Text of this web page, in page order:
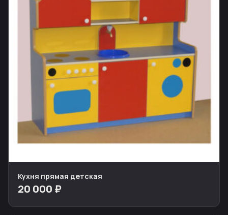
Кухня прямая детская
20 000 ₽